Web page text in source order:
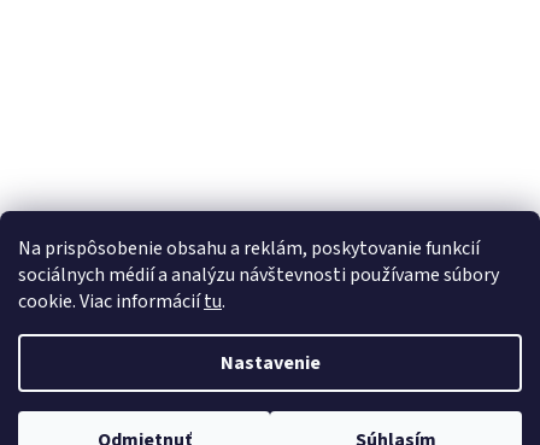
Na prispôsobenie obsahu a reklám, poskytovanie funkcií
sociálnych médií a analýzu návštevnosti používame súbory
cookie. Viac informáciítu.
Nastavenie
Copyright 2026PreSeniora.sk. Všetky práva vyhradené.Upraviť